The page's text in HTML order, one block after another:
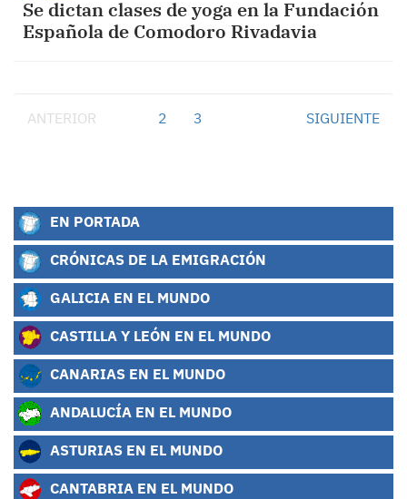
Se dictan clases de yoga en la Fundación
Española de Comodoro Rivadavia
ANTERIOR 2 3 SIGUIENTE
EN PORTADA
CRÓNICAS DE LA EMIGRACIÓN
GALICIA EN EL MUNDO
CASTILLA Y LEÓN EN EL MUNDO
CANARIAS EN EL MUNDO
ANDALUCÍA EN EL MUNDO
ASTURIAS EN EL MUNDO
CANTABRIA EN EL MUNDO